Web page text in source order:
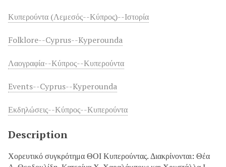
Κυπερούντα (Λεμεσός--Κύπρος)--Ιστορία
Folklore--Cyprus--Kyperounda
Λαογραφία--Κύπρος--Κυπερούντα
Events--Cyprus--Kyperounda
Εκδηλώσεις--Κύπρος--Κυπερούντα
Description
Χορευτικό συγκρότημα ΘΟΙ Κυπερούντας. Διακρίνονται: Θέα